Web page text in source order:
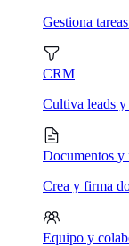
Gestiona
CRM
Cultiva leads y
Documentos y
Crea y firma
Equipo y